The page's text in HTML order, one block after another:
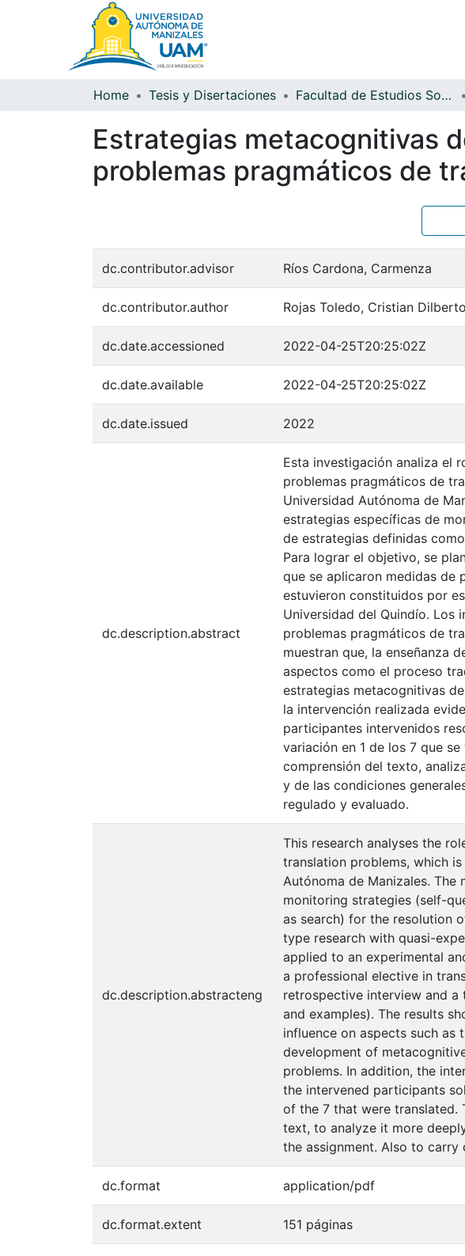
Home Tesis y Disertaciones Facultad de Estudios Sociales y Empresariales
Estrategias metacognitivas
problemas pragmáticos de
dc.contributor.advisor Ríos Cardona, Carmenza
dc.contributor.author Rojas Toledo, Cristian Dilberto
dc.date.accessioned 2022-04-25T20:25:02Z
dc.date.available 2022-04-25T20:25:02Z
dc.date.issued 2022
dc.description.abstract
Esta investigación analiza el
problemas pragmáticos de
Universidad Autónoma de
estrategias específicas de
de estrategias definidas
Para lograr el objetivo, se
que se aplicaron medidas de
estuvieron constituidos por
Universidad del Quindío.
problemas pragmáticos de
muestran que, la enseñanza
aspectos como el proceso
estrategias metacognitivas
la intervención realizada
participantes intervenidos
variación en 1 de los 7 que
comprensión del texto,
y de las condiciones
regulado y evaluado.
dc.description.abstracteng
This research analyses the
translation problems, which
Autónoma de Manizales.
monitoring strategies (self-
as search) for the resolution
type research with quasi-
applied to an experimental
a professional elective in
retrospective interview and a
and examples). The results
influence on aspects such
development of
problems. In addition, the
the intervened participants
of the 7 that were translated.
text, to analyze it more
the assignment. Also to carry
dc.format application/pdf
dc.format.extent 151 páginas